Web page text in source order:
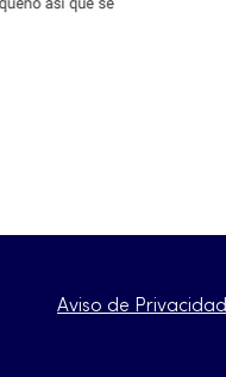
Aviso de Privacidad